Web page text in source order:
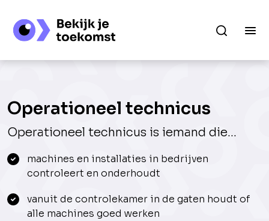
Operationeel technicus
Operationeel technicus is iemand die...
machines en installaties in bedrijven
controleert en onderhoudt
vanuit de controlekamer in de gaten houdt of
alle machines goed werken